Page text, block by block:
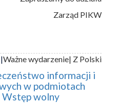
Zarząd PIKW
Ważne wydarzenie| Z Polski
informacji i
w podmiotach
Wstęp wolny